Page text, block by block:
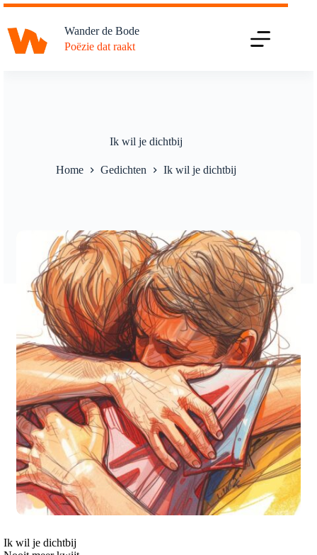
Ga
de
inhoud
Wander de Bode
Poëzie dat raakt
Ik wil je dichtbij
Home Gedichten Ik wil je dichtbij
Ik wil je dichtbij